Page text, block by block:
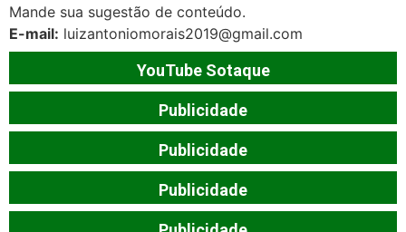
Mande sua sugestão de conteúdo.
E-mail: luizantoniomorais2019@gmail.com
YouTube Sotaque
Publicidade
Publicidade
Publicidade